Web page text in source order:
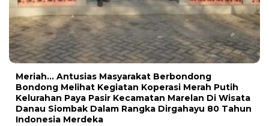
Meriah… Antusias Masyarakat Berbondong
Bondong Melihat Kegiatan Koperasi Merah Putih
Kelurahan Paya Pasir Kecamatan Marelan Di Wisata
Danau Siombak Dalam Rangka Dirgahayu 80 Tahun
Indonesia Merdeka